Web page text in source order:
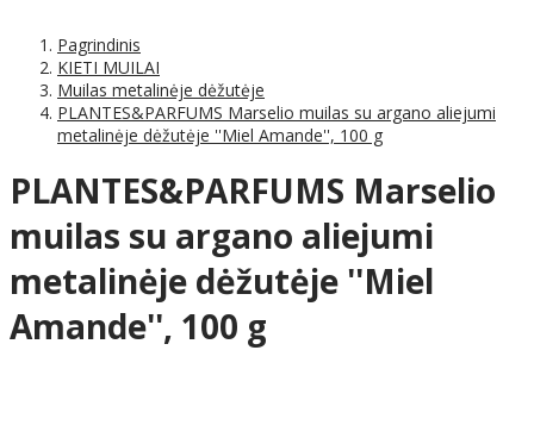
Pagrindinis
KIETI MUILAI
Muilas metalinėje dėžutėje
PLANTES&PARFUMS Marselio muilas su argano aliejumi
metalinėje dėžutėje ''Miel Amande'', 100 g
PLANTES&PARFUMS Marselio
muilas su argano aliejumi
metalinėje dėžutėje ''Miel
Amande'', 100 g